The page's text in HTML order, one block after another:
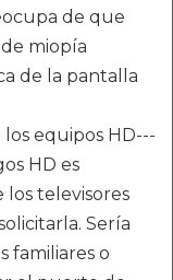
de que
miopía
de la pantalla
equipos HD---
HD es
televisores
Sería
familiares o